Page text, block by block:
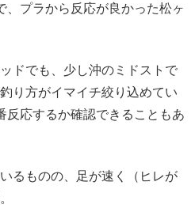
、プラから反応が良かった松ヶ
ドでも、少し沖のミドストで
り方がイマイチ絞り込めてい
反応するか確認できることもあ
るものの、足が速く（ヒレが